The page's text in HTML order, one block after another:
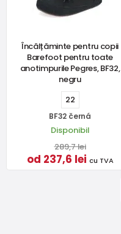
Încălțăminte pentru copii
Barefoot pentru toate
anotimpurile Pegres, BF32,
negru
22
BF32 černá
Disponibil
289,7 lei
od 237,6 lei cu TVA